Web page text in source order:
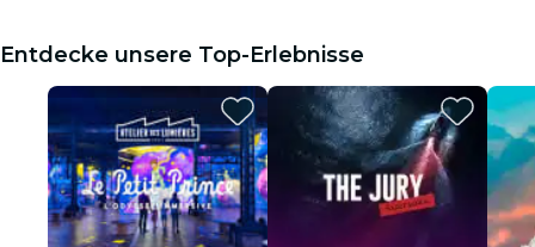
Entdecke unsere Top-Erlebnisse